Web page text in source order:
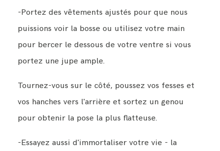
-Portez des vêtements ajustés pour que nous
puissions voir la bosse ou utilisez votre main
pour bercer le dessous de votre ventre si vous
portez une jupe ample.
Tournez-vous sur le côté, poussez vos fesses et
vos hanches vers l'arrière et sortez un genou
pour obtenir la pose la plus flatteuse.
-Essayez aussi d'immortaliser votre vie - la